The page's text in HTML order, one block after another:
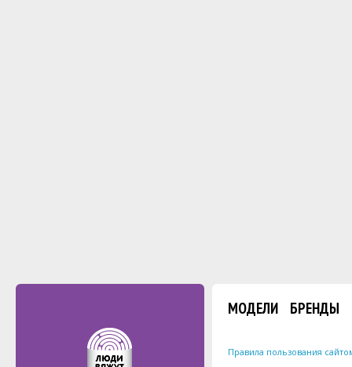
МОДЕЛИ БРЕНДЫ
Правила пользования